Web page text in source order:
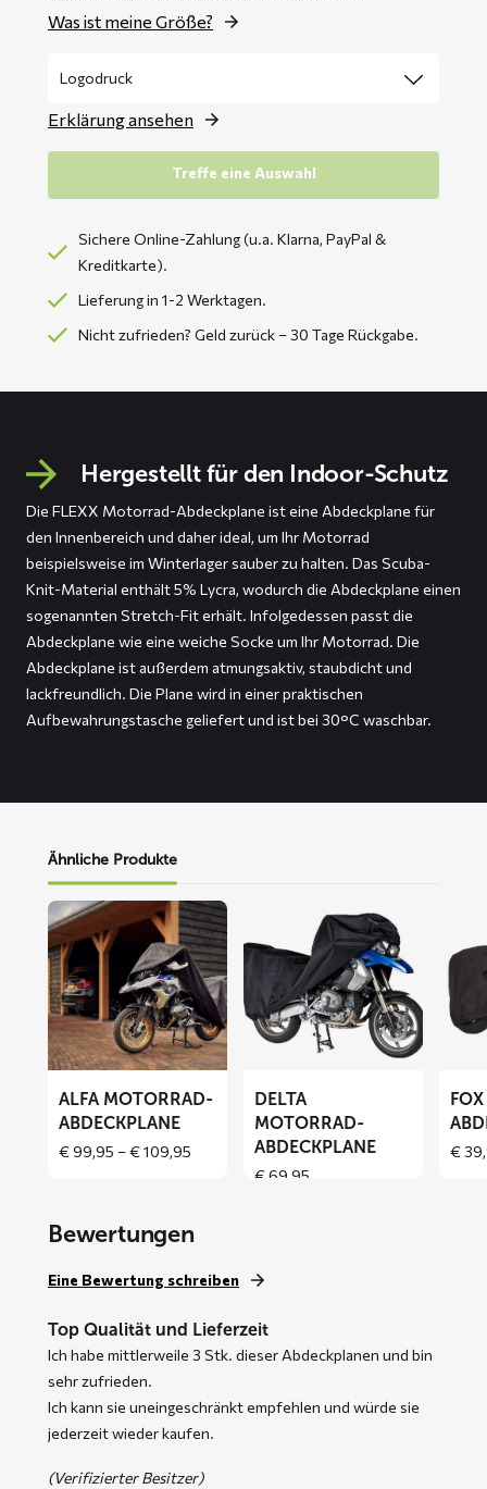
Was ist meine Größe?
Erklärung ansehen
Treffe eine Auswahl
Sichere Online-Zahlung (u.a. Klarna, PayPal &
Kreditkarte).
Lieferung in 1-2 Werktagen.
Nicht zufrieden? Geld zurück – 30 Tage Rückgabe.
Hergestellt für den Indoor-Schutz
Die FLEXX Motorrad-Abdeckplane ist eine Abdeckplane für
den Innenbereich und daher ideal, um Ihr Motorrad
beispielsweise im Winterlager sauber zu halten. Das Scuba-
Knit-Material enthält 5% Lycra, wodurch die Abdeckplane einen
sogenannten Stretch-Fit erhält. Infolgedessen passt die
Abdeckplane wie eine weiche Socke um Ihr Motorrad. Die
Abdeckplane ist außerdem atmungsaktiv, staubdicht und
lackfreundlich. Die Plane wird in einer praktischen
Aufbewahrungstasche geliefert und ist bei 30°C waschbar.
Ähnliche Produkte
Mehr
lesen
über
ALFA
Motorrad-
Abdeckplane
ALFA MOTORRAD-
ABDECKPLANE
€99,95 –€109,95Price
€ 109,95
lesen
über
DELTA
Motorrad-
Abdeckplane
DELTA
MOTORRAD-
ABDECKPLANE
€69,95
über
FOX
€
Bewertungen
Eine Bewertung schreiben
Top Qualität und Lieferzeit
Ich habe mittlerweile 3 Stk. dieser Abdeckplanen und bin
sehr zufrieden.
Ich kann sie uneingeschränkt empfehlen und würde sie
jederzeit wieder kaufen.
(Verifizierter Besitzer)